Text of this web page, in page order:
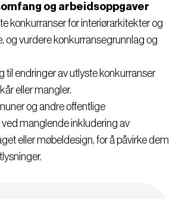
og arbeidsoppgaver
konkurranser for interiørarkitekter og
og vurdere konkurransegrunnlag og
til endringer av utlyste konkurranser
eller mangler.
og andre offentlige
manglende inkludering av
eller møbeldesign, for å påvirke dem